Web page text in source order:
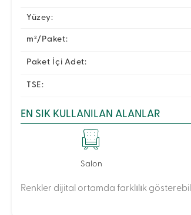
Yüzey:
m²/Paket:
Paket İçi Adet:
TSE:
EN SIK KULLANILAN ALANLAR
Salon
Renkler dijital ortamda farklılık